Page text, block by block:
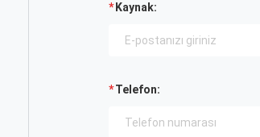
Kaynak:
Telefon: